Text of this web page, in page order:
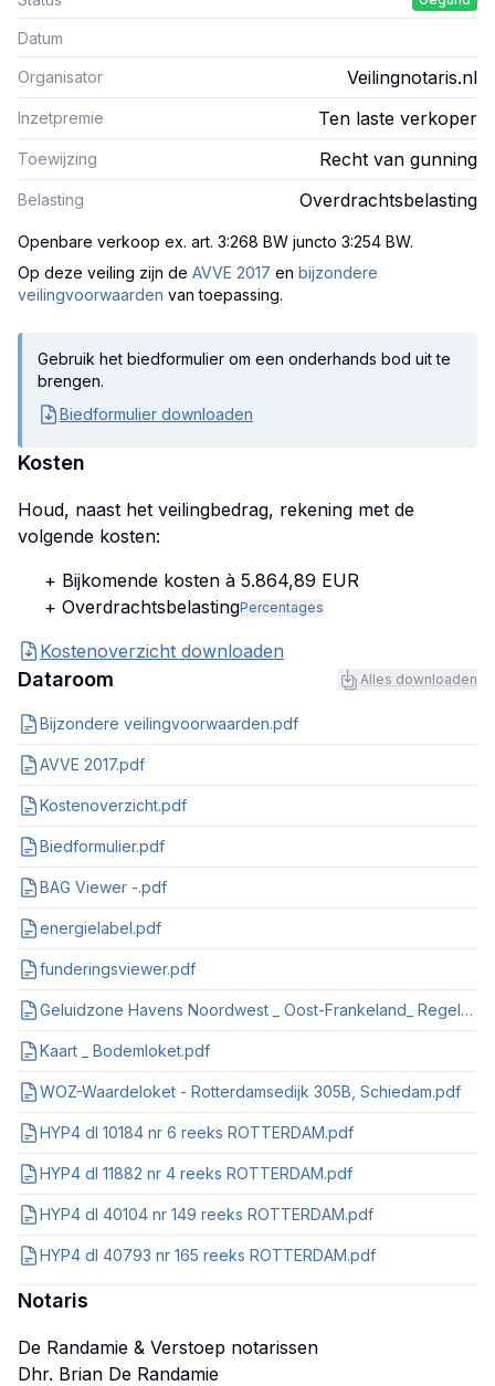
Datum
Organisator Veilingnotaris.nl
Inzetpremie Ten laste verkoper
Toewijzing Recht van gunning
Belasting Overdrachtsbelasting
Openbare verkoop ex. art. 3:268 BW juncto 3:254 BW.
Op deze veiling zijn de AVVE 2017 en bijzondere
veilingvoorwaarden van toepassing.
Gebruik het biedformulier om een onderhands bod uit te
brengen.
Biedformulier downloaden
Kosten
Houd, naast het veilingbedrag, rekening met de
volgende kosten:
+ Bijkomende kosten à 5.864,89 EUR
+ OverdrachtsbelastingPercentages
Kostenoverzicht downloaden
Dataroom Alles downloaden
Bijzondere veilingvoorwaarden.pdf
AVVE 2017.pdf
Kostenoverzicht.pdf
Biedformulier.pdf
BAG Viewer -.pdf
energielabel.pdf
funderingsviewer.pdf
Geluidzone Havens Noordwest _ Oost-Frankeland_ Regels.pdf
Kaart _ Bodemloket.pdf
WOZ-Waardeloket - Rotterdamsedijk 305B, Schiedam.pdf
HYP4 dl 10184 nr 6 reeks ROTTERDAM.pdf
HYP4 dl 11882 nr 4 reeks ROTTERDAM.pdf
HYP4 dl 40104 nr 149 reeks ROTTERDAM.pdf
HYP4 dl 40793 nr 165 reeks ROTTERDAM.pdf
Notaris
De Randamie & Verstoep notarissen
Dhr. Brian De Randamie